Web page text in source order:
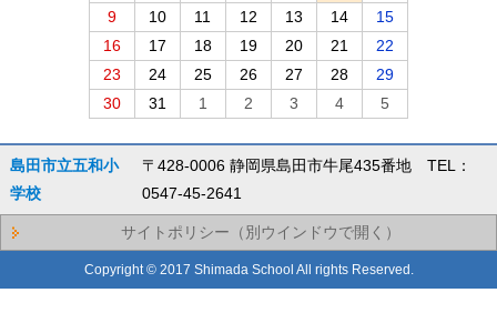
9
10 11 12 13 14
15
16
17 18 19 20 21
22
23
24 25 26 27 28
29
30
31 1 2 3 4 5
島田市立五和小
学校
〒428-0006 静岡県島田市牛尾435番地 TEL：
0547-45-2641
サイトポリシー（別ウインドウで開く）
Copyright © 2017 Shimada School All rights Reserved.